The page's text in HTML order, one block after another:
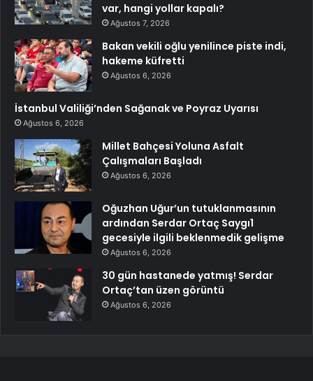
var, hangi yollar kapalı?
Ağustos 7, 2026
Bakan vekili oğlu yenilince piste indi,
hakeme küfretti
Ağustos 6, 2026
İstanbul Valiliği’nden Sağanak ve Poyraz Uyarısı
Ağustos 6, 2026
Millet Bahçesi Yoluna Asfalt
Çalışmaları Başladı
Ağustos 6, 2026
Oğuzhan Uğur’un tutuklanmasının
ardından Serdar Ortaç Saygı1
gecesiyle ilgili beklenmedik gelişme
Ağustos 6, 2026
30 gün hastanede yatmış! Serdar
Ortaç’tan üzen görüntü
Ağustos 6, 2026